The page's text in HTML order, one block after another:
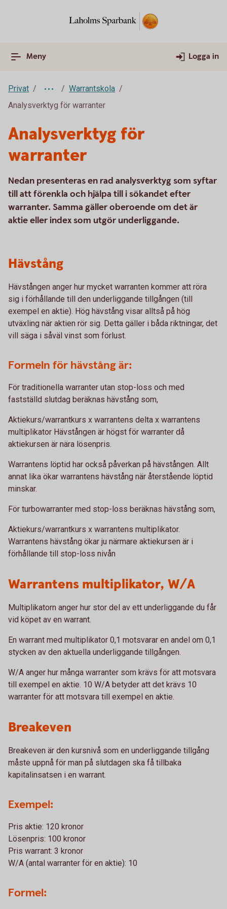
Meny Logga in
Privat
Warrantskola
Analysverktyg för warranter
Analysverktyg för
warranter
Nedan presenteras en rad analysverktyg som syftar
till att förenkla och hjälpa till i sökandet efter
warranter. Samma gäller oberoende om det är
aktie eller index som utgör underliggande.
Hävstång
Hävstången anger hur mycket warranten kommer att röra
sig i förhållande till den underliggande tillgången (till
exempel en aktie). Hög hävstång visar alltså på hög
utväxling när aktien rör sig. Detta gäller i båda riktningar, det
vill säga i såväl vinst som förlust.
Formeln för hävstång är:
För traditionella warranter utan stop-loss och med
fastställd slutdag beräknas hävstång som,
Aktiekurs/warrantkurs x warrantens delta x warrantens
multiplikator Hävstången är högst för warranter då
aktiekursen är nära lösenpris.
Warrantens löptid har också påverkan på hävstången. Allt
annat lika ökar warrantens hävstång när återstående löptid
minskar.
För turbowarranter med stop-loss beräknas hävstång som,
Aktiekurs/warrantkurs x warrantens multiplikator.
Warrantens hävstång ökar ju närmare aktiekursen är i
förhållande till stop-loss nivån
Warrantens multiplikator, W/A
Multiplikatorn anger hur stor del av ett underliggande du får
vid köpet av en warrant.
En warrant med multiplikator 0,1 motsvarar en andel om 0,1
stycken av den aktuella underliggande tillgången.
W/A anger hur många warranter som krävs för att motsvara
till exempel en aktie. 10 W/A betyder att det krävs 10
warranter för att motsvara till exempel en aktie.
Breakeven
Breakeven är den kursnivå som en underliggande tillgång
måste uppnå för man på slutdagen ska få tillbaka
kapitalinsatsen i en warrant.
Exempel:
Pris aktie: 120 kronor
Lösenpris: 100 kronor
Pris warrant: 3 kronor
W/A (antal warranter för en aktie): 10
Formel: